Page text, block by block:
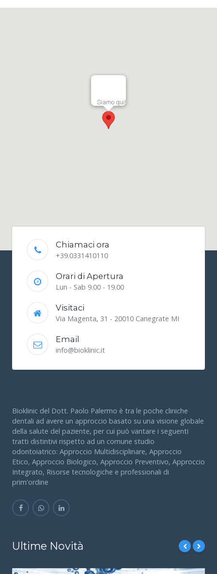
Siamo qui!
Chiamaci ora
+39.0331410110
Orari di Apertura
Lun - Sab 9.00 - 19.00
Visitaci
Via Magenta, 31 - 20010 Canegrate MI
Email
info@bioklinic.it
Bioklinic del Dott. Paolo Palermo è tra le poche cliniche
dentali ad avere un approccio basato su una visione globale
della salute del paziente, per cui può vantare i seguenti
tratti distintivi rispetto ad un comune studio
odontoiatrico: Approccio Multidisciplinare, Approccio
Etico, Approccio Biologico, Approccio Preventivo, Approccio
Integrato, Risorse tecnologiche e professionali di
prim'ordine
Ultime Novità